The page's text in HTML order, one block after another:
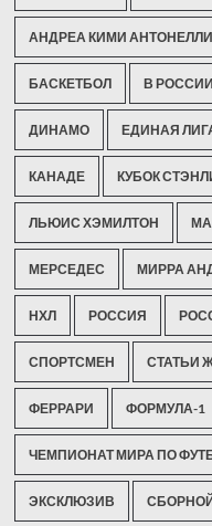
АНДРЕА КИМИ АНТОНЕЛЛИ
БАСКЕТБОЛ В РОССИИ
ДИНАМО ЕДИНАЯ
КАНАДЕ КУБОК
ЛЬЮИС ХЭМИЛТОН
МЕРСЕДЕС МИРРА
НХЛ РОССИЯ
СПОРТСМЕН СТАТЬИ
ФЕРРАРИ ФОРМУЛА-1
ЧЕМПИОНАТ МИРА ПО
ЭКСКЛЮЗИВ